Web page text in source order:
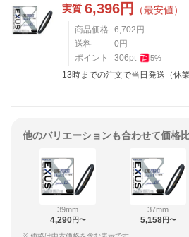
実質 6,396円 （最安値）
商品価格 6,702 円
送料
0 円
ポイント
306pt 5%
13時までの注文で当日発送（休
他のバリエーションも合わせて価格
39mm
4,290円〜
37mm
5,158円〜